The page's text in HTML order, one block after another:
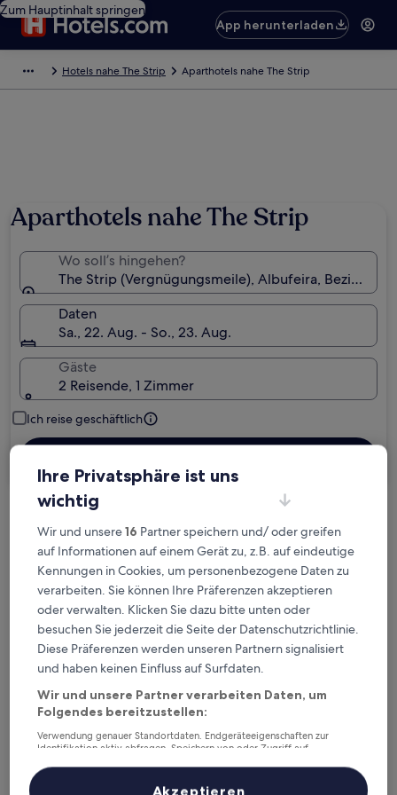
Zum Hauptinhalt springen
App herunterladen
Hotels nahe The Strip Aparthotels nahe The Strip
Aparthotels nahe The Strip
Wo soll’s hingehen?
The Strip (Vergnügungsmeile), Albufeira, Bezirk
Daten
Sa., 22. Aug. - So., 23. Aug.
Gäste
2 Reisende, 1 Zimmer
Ich reise geschäftlich
Kostenlose Stornierung bei
Planänderungen
Verdiene Prämien für jede
wahrgenommene Übernachtung
Mehr sparen mit Preisen für Mitglieder
Überprüfe die Preise für diese Daten
Nächstes Wochenende
In zwei Wochen
21. Aug. - 23. Aug.
Ihre Privatsphäre ist uns
wichtig
Wir und unsere16 Partner speichern und/ oder greifen
auf Informationen auf einem Gerät zu, z.B. auf eindeutige
Kennungen in Cookies, um personenbezogene Daten zu
verarbeiten. Sie können Ihre Präferenzen akzeptieren
oder verwalten. Klicken Sie dazu bitte unten oder
besuchen Sie jederzeit die Seite der Datenschutzrichtlinie.
Diese Präferenzen werden unseren Partnern signalisiert
und haben keinen Einfluss auf Surfdaten.
Wir und unsere Partner verarbeiten Daten, um
Folgendes bereitzustellen:
Verwendung genauer Standortdaten. Endgeräteeigenschaften zur
Identifikation aktiv abfragen. Speichern von oder Zugriff auf
Inhalte, Messung von Werbeleistung und der Performance von Inhalten,
Zielgruppenforschung sowie Entwicklung und Verbesserung von
Akzeptieren